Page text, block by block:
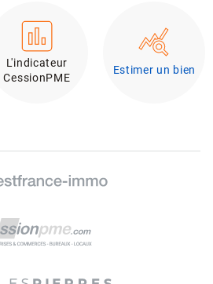
L'indicateur
CessionPME
Estimer un bien